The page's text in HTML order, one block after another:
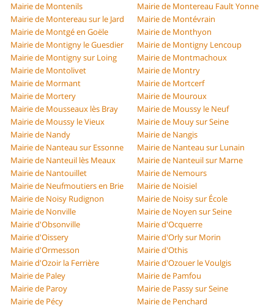
Mairie de Montenils
Mairie de Montereau Fault Yonne
Mairie de Montereau sur le Jard
Mairie de Montévrain
Mairie de Montgé en Goële
Mairie de Monthyon
Mairie de Montigny le Guesdier
Mairie de Montigny Lencoup
Mairie de Montigny sur Loing
Mairie de Montmachoux
Mairie de Montolivet
Mairie de Montry
Mairie de Mormant
Mairie de Mortcerf
Mairie de Mortery
Mairie de Mouroux
Mairie de Mousseaux lès Bray
Mairie de Moussy le Neuf
Mairie de Moussy le Vieux
Mairie de Mouy sur Seine
Mairie de Nandy
Mairie de Nangis
Mairie de Nanteau sur Essonne
Mairie de Nanteau sur Lunain
Mairie de Nanteuil lès Meaux
Mairie de Nanteuil sur Marne
Mairie de Nantouillet
Mairie de Nemours
Mairie de Neufmoutiers en Brie
Mairie de Noisiel
Mairie de Noisy Rudignon
Mairie de Noisy sur École
Mairie de Nonville
Mairie de Noyen sur Seine
Mairie d'Obsonville
Mairie d'Ocquerre
Mairie d'Oissery
Mairie d'Orly sur Morin
Mairie d'Ormesson
Mairie d'Othis
Mairie d'Ozoir la Ferrière
Mairie d'Ozouer le Voulgis
Mairie de Paley
Mairie de Pamfou
Mairie de Paroy
Mairie de Passy sur Seine
Mairie de Pécy
Mairie de Penchard